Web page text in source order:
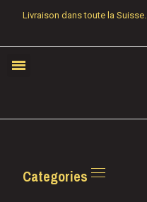
Livraison dans toute la Suisse.
Categories